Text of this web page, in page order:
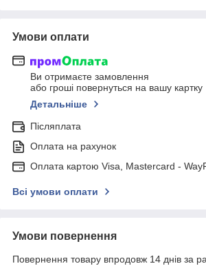
Умови оплати
Ви отримаєте замовлення
або гроші повернуться на вашу картку
Детальніше
Післяплата
Оплата на рахунок
Оплата картою Visa, Mastercard -
Всі умови оплати
Умови повернення
Повернення товару впродовж 14 днів за